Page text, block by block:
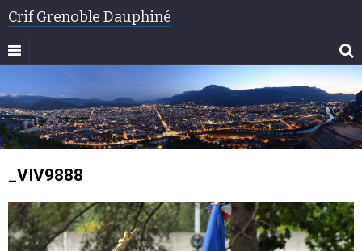
Crif Grenoble Dauphiné
_VIV9888